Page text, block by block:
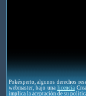
Pokéxperto, algunos derechos
webmaster, bajo una licencia
implica la aceptación de su